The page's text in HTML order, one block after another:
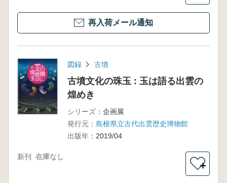
再入荷メール通知
図録 古墳
古墳文化の珠玉 : 玉は語る出雲の
煌めき
シリーズ： 企画展
発行元： 島根県立古代出雲歴史博物館
出版年： 2019/04
新刊 在庫なし
＋